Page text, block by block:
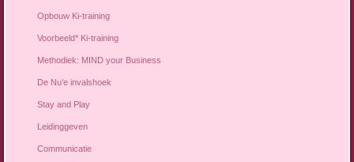
Opbouw Ki-training
Voorbeeld* Ki-training
Methodiek: MIND your Business
De Nu’e invalshoek
Stay and Play
Leidinggeven
Communicatie